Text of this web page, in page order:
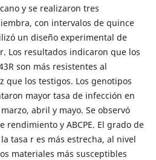
y se realizaron tres
con intervalos de quince
un diseño experimental de
Los resultados indicaron que los
son más resistentes al
que los testigos. Los genotipos
mayor tasa de infección en
abril y mayo. Se observó
rendimiento y ABCPE. El grado de
tasa r es más estrecha, al nivel
materiales más susceptibles